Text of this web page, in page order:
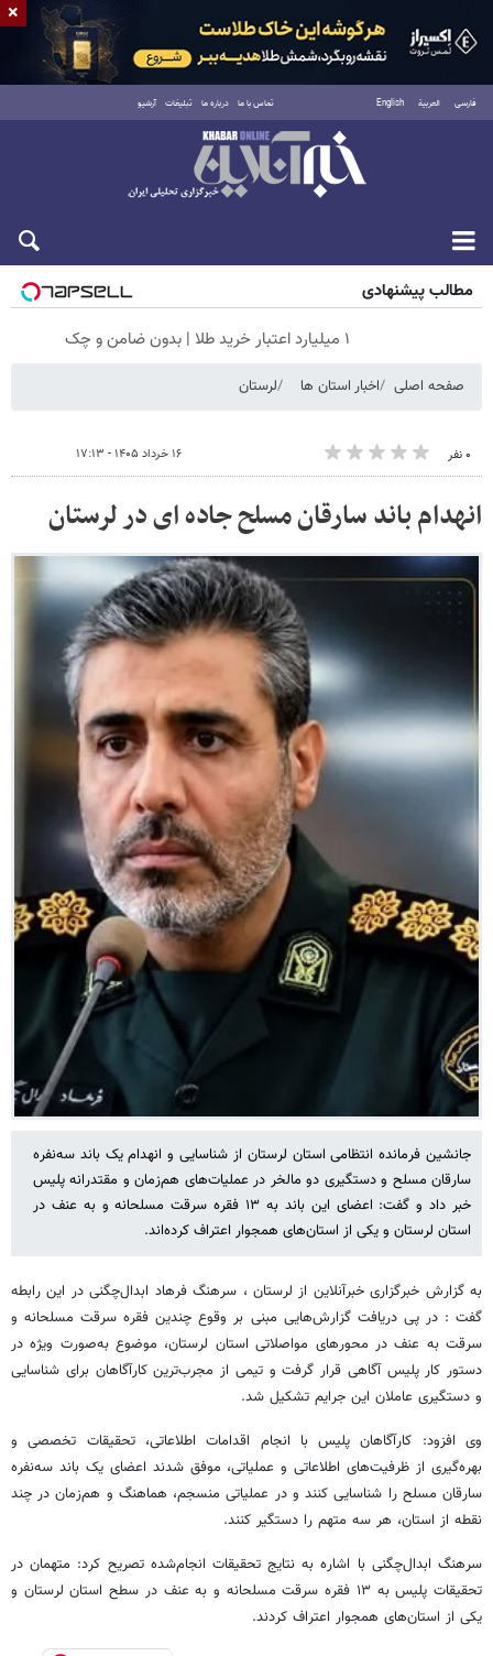
فارسی العربية English تماس با ما درباره ما تبلیغات آرشیو
شنبه ۱۷ مرداد ۱۴۰۵
مطالب پیشنهادی
۱ میلیارد اعتبار خرید طلا | بدون ضامن و چک
صفحه اصلی اخبار استان ها لرستان
۰ نفر ۱۶ خرداد ۱۴۰۵ - ۱۷:۱۳
انهدام باند سارقان مسلح جاده ای در لرستان
جانشین فرمانده انتظامی استان لرستان از شناسایی و انهدام یک باند سه‌نفره
سارقان مسلح و دستگیری دو مالخر در عملیات‌های هم‌زمان و مقتدرانه پلیس
خبر داد و گفت: اعضای این باند به ۱۳ فقره سرقت مسلحانه و به عنف در
استان لرستان و یکی از استان‌های همجوار اعتراف کرده‌اند.
به گزارش خبرگزاری خبرآنلاین از لرستان ، سرهنگ فرهاد ابدال‌چگنی در این رابطه
گفت : در پی دریافت گزارش‌هایی مبنی بر وقوع چندین فقره سرقت مسلحانه و
سرقت به عنف در محورهای مواصلاتی استان لرستان، موضوع به‌صورت ویژه در
دستور کار پلیس آگاهی قرار گرفت و تیمی از مجرب‌ترین کارآگاهان برای شناسایی
و دستگیری عاملان این جرایم تشکیل شد.
وی افزود: کارآگاهان پلیس با انجام اقدامات اطلاعاتی، تحقیقات تخصصی و
بهره‌گیری از ظرفیت‌های اطلاعاتی و عملیاتی، موفق شدند اعضای یک باند سه‌نفره
سارقان مسلح را شناسایی کنند و در عملیاتی منسجم، هماهنگ و هم‌زمان در چند
نقطه از استان، هر سه متهم را دستگیر کنند.
سرهنگ ابدال‌چگنی با اشاره به نتایج تحقیقات انجام‌شده تصریح کرد: متهمان در
تحقیقات پلیس به ۱۳ فقره سرقت مسلحانه و به عنف در سطح استان لرستان و
یکی از استان‌های همجوار اعتراف کردند.
×